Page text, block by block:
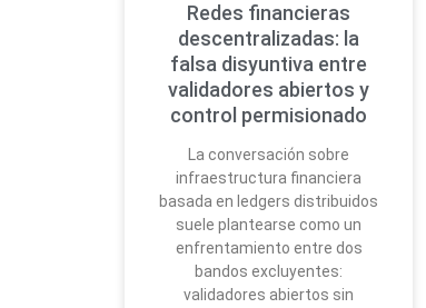
Redes financieras
descentralizadas: la
falsa disyuntiva entre
validadores abiertos y
control permisionado
La conversación sobre
infraestructura financiera
basada en ledgers distribuidos
suele plantearse como un
enfrentamiento entre dos
bandos excluyentes:
validadores abiertos sin